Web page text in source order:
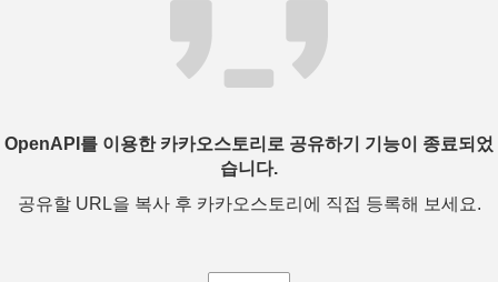
OpenAPI를 이용한 카카오스토리로 공유하기 기능이 종료되었
습니다.
공유할 URL을 복사 후 카카오스토리에 직접 등록해 보세요.